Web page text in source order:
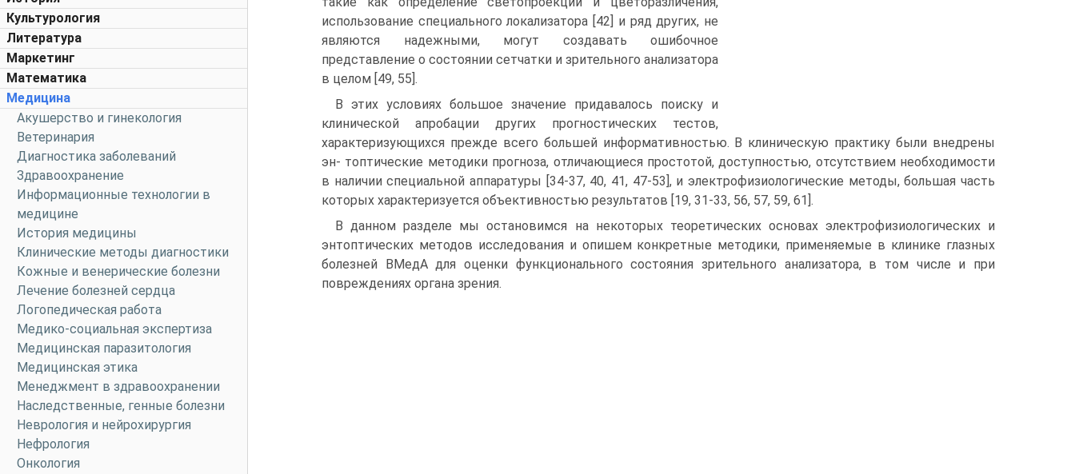
Культурология
Литература
Маркетинг
Математика
Медицина
Акушерство и гинекология
Ветеринария
Диагностика заболеваний
Здравоохранение
Информационные технологии в
медицине
История медицины
Клинические методы диагностики
Кожные и венерические болезни
Лечение болезней сердца
Логопедическая работа
Медико-социальная экспертиза
Медицинская паразитология
Медицинская этика
Менеджмент в здравоохранении
Наследственные, генные болезни
Неврология и нейрохирургия
Нефрология
Онкология
использование специального локализатора [42] и ряд других, не
являются надежными, могут создавать ошибочное
представление о состоянии сетчатки и зрительного анализатора
в целом [49, 55].
В этих условиях большое значение придавалось поиску и
клинической апробации других прогностических тестов,
характеризующихся прежде всего большей информативностью. В клиническую практику были внедрены
эн- топтические методики прогноза, отличающиеся простотой, доступностью, отсутствием необходимости
в наличии специальной аппаратуры [34-37, 40, 41, 47-53], и электрофизиологические методы, большая часть
которых характеризуется объективностью результатов [19, 31-33, 56, 57, 59, 61].
В данном разделе мы остановимся на некоторых теоретических основах электрофизиологических и
энтоптических методов исследования и опишем конкретные методики, применяемые в клинике глазных
болезней ВМедА для оценки функционального состояния зрительного анализатора, в том числе и при
повреждениях органа зрения.